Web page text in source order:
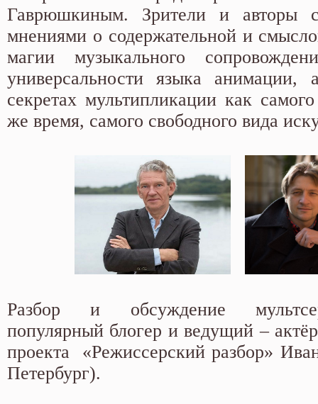
Гаврюшкиным. Зрители и авторы
мнениями о содержательной и
магии музыкального
универсальности языка
секретах мультипликации как
же время, самого свободного вида
Разбор и обсуждение
популярный блогер и ведущий –
проекта «Режиссерский разбор»
Петербург).